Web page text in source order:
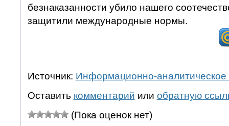
безнаказанности убило нашего
защитили международные нормы.
Источник: Информационно-аналитическое
Оставить комментарий или обратную
(Пока оценок нет)